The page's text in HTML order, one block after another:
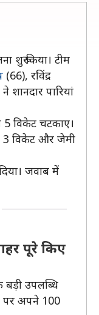
शुरू किया। टीम
(66), रविंद्र
शानदार पारियां
विकेट चटकाए।
विकेट और जेमी
जवाब में
पूरे किए
बड़ी उपलब्धि
पर अपने 100